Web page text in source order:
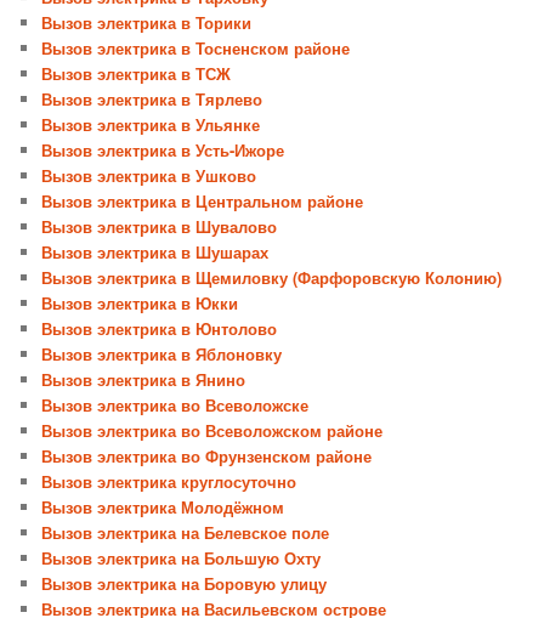
Вызов электрика в Торики
Вызов электрика в Тосненском районе
Вызов электрика в ТСЖ
Вызов электрика в Тярлево
Вызов электрика в Ульянке
Вызов электрика в Усть-Ижоре
Вызов электрика в Ушково
Вызов электрика в Центральном районе
Вызов электрика в Шувалово
Вызов электрика в Шушарах
Вызов электрика в Щемиловку (Фарфоровскую Колонию)
Вызов электрика в Юкки
Вызов электрика в Юнтолово
Вызов электрика в Яблоновку
Вызов электрика в Янино
Вызов электрика во Всеволожске
Вызов электрика во Всеволожском районе
Вызов электрика во Фрунзенском районе
Вызов электрика круглосуточно
Вызов электрика Молодёжном
Вызов электрика на Белевское поле
Вызов электрика на Большую Охту
Вызов электрика на Боровую улицу
Вызов электрика на Васильевском острове